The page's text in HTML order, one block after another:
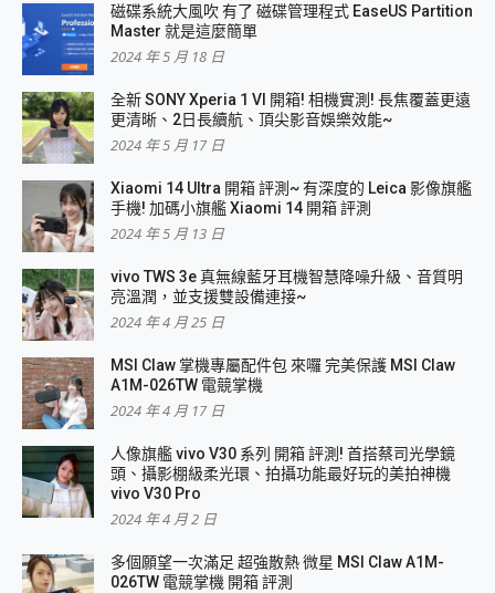
磁碟系統大風吹 有了 磁碟管理程式 EaseUS Partition
Master 就是這麼簡單
2024 年 5 月 18 日
全新 SONY Xperia 1 VI 開箱! 相機實測! 長焦覆蓋更遠
更清晰、2日長續航、頂尖影音娛樂效能~
2024 年 5 月 17 日
Xiaomi 14 Ultra 開箱 評測~ 有深度的 Leica 影像旗艦
手機! 加碼小旗艦 Xiaomi 14 開箱 評測
2024 年 5 月 13 日
vivo TWS 3e 真無線藍牙耳機智慧降噪升級、音質明
亮溫潤，並支援雙設備連接~
2024 年 4 月 25 日
MSI Claw 掌機專屬配件包 來囉 完美保護 MSI Claw
A1M-026TW 電競掌機
2024 年 4 月 17 日
人像旗艦 vivo V30 系列 開箱 評測! 首搭蔡司光學鏡
頭、攝影棚級柔光環、拍攝功能最好玩的美拍神機
vivo V30 Pro
2024 年 4 月 2 日
多個願望一次滿足 超強散熱 微星 MSI Claw A1M-
026TW 電競掌機 開箱 評測